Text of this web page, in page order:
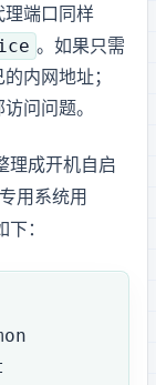
理端口同样
。如果只需
内网 API 地址；
访问问题。
systemd 开机自启
用系统用
下：